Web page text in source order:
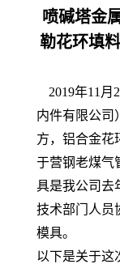
喷碱塔金
勒花环填
2019年11
内件有限公司
方，铝合金花
于营钢老煤气
具是我公司去
技术部门人员
模具。
以下是关于这